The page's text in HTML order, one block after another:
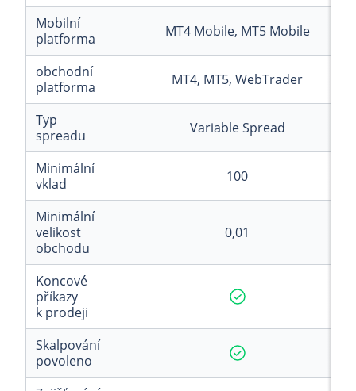
Mobilní
platforma
MT4 Mobile, MT5 Mobile
obchodní
platforma
MT4, MT5, WebTrader
Typ
spreadu
Variable Spread
Minimální
vklad
100
Minimální
velikost
obchodu
0,01
Koncové
příkazy
k prodeji
Skalpování
povoleno